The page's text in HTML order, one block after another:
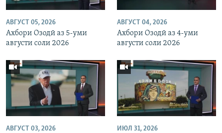
АВГУСТ 05, 2026
Ахбори Озодӣ аз 5-уми
августи соли 2026
АВГУСТ 04, 2026
Ахбори Озодӣ аз 4-уми
августи соли 2026
АВГУСТ 03, 2026 ИЮЛ 31, 2026